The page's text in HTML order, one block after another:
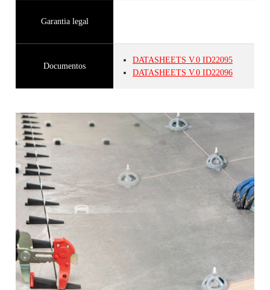
Garantia legal
Documentos
DATASHEETS V.0 ID22095
DATASHEETS V.0 ID22096